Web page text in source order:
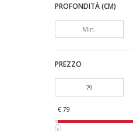
PROFONDITÀ (CM)
PREZZO
€ 79